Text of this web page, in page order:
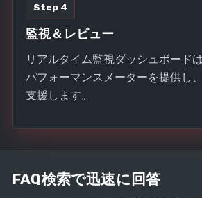
Step 4
監視＆レビュー
リアルタイム監視ダッシュボード
パフォーマンスメーターを提供し
支援します。
FAQ検索で迅速に回答